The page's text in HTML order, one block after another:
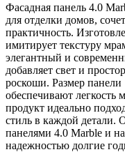
Фасадная панель 4.0
для отделки домов,
практичность.
имитирует текстуру
элегантный и
добавляет свет и
роскоши. Размер
обеспечивают легкость
продукт идеально
стиль в каждой детали.
панелями 4.0 Marble и
надежностью долгие